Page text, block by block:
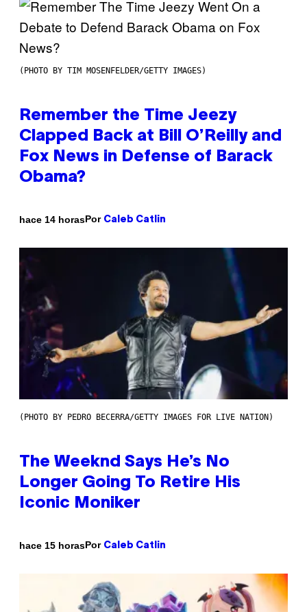
(PHOTO BY TIM MOSENFELDER/GETTY IMAGES)
Remember the Time Jeezy
Clapped Back at Bill O’Reilly and
Fox News in Defense of Barack
Obama?
hace 14 horasPor Caleb Catlin
(PHOTO BY PEDRO BECERRA/GETTY IMAGES FOR LIVE NATION)
The Weeknd Says He’s No
Longer Going To Retire His
Iconic Moniker
hace 15 horasPor Caleb Catlin